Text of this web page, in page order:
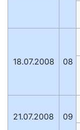
18.07.2008 08
21.07.2008 09